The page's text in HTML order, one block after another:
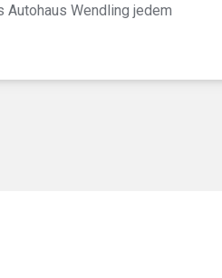
Autohaus Wendling jedem